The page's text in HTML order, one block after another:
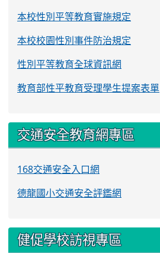
本校性別平等教育實施規定
本校校園性別事件防治規定
性別平等教育全球資訊網
教育部性平教育受理學生提案表單
交通安全教育網專區
168交通安全入口網
德龍國小交通安全評鑑網
健促學校訪視專區